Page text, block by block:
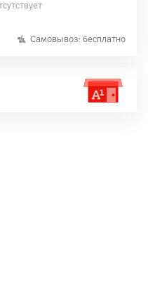
Самовывоз: бесплатно